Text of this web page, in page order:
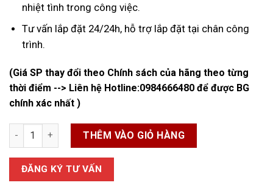
nhiệt tình trong công việc.
Tư vấn lắp đặt 24/24h, hỗ trợ lắp đặt tại chân công
trình.
(Giá SP thay đổi theo Chính sách của hãng theo từng
thời điểm --> Liên hệ Hotline:0984666480 để được BG
chính xác nhất )
Đồng Hồ Đo Lưu Lượng Nước Dạng Cơ số lượng
THÊM VÀO GIỎ HÀNG
ĐĂNG KÝ TƯ VẤN